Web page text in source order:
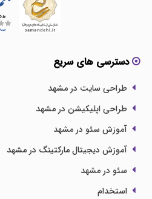
دسترسی های سریع
طراحی سایت در مشهد
طراحی اپلیکیشن در مشهد
آموزش سئو در مشهد
آموزش دیجیتال مارکتینگ در مشهد
سئو در مشهد
استخدام